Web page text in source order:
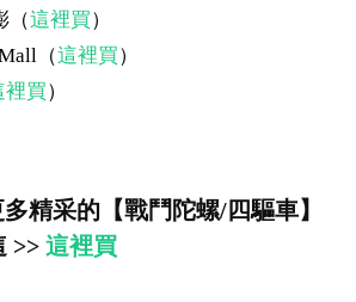
（這裡買）
（這裡買）
裡買）
精采的【戰鬥陀螺/四驅車】
>> 這裡買